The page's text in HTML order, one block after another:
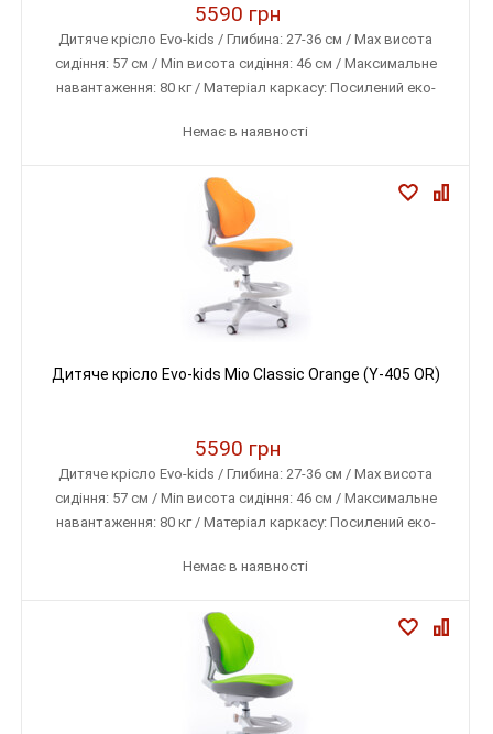
5590 грн
Дитяче крісло Evo-kids / Глибина: 27-36 см / Max висота
сидіння: 57 см / Min висота сидіння: 46 см / Максимальне
навантаження: 80 кг / Матеріал каркасу: Посилений еко-
Немає в наявності
Дитяче крісло Evo-kids Mio Classic Orange (Y-405 OR)
5590 грн
Дитяче крісло Evo-kids / Глибина: 27-36 см / Max висота
сидіння: 57 см / Min висота сидіння: 46 см / Максимальне
навантаження: 80 кг / Матеріал каркасу: Посилений еко-
Немає в наявності